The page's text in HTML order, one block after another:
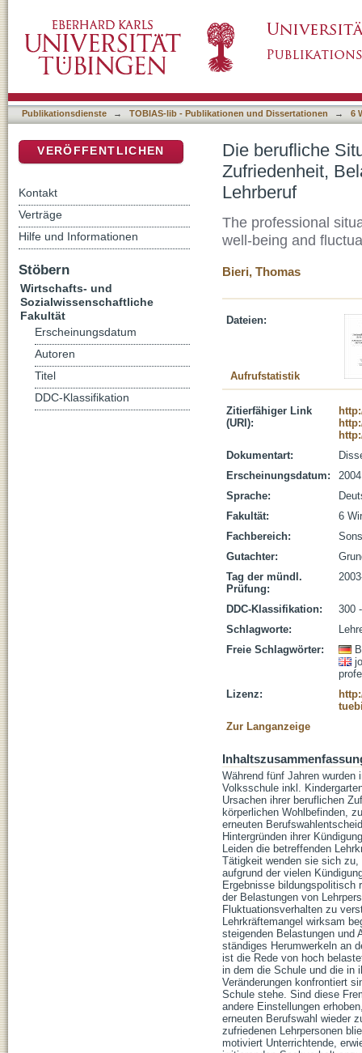
und Kündigungen im Lehrberuf
Publikationsdienste → TOBIAS-lib - Publikationen und Dissertationen → 6
Die berufliche
Zufriedenheit,
Lehrberuf
The professional
well-being and
Bieri, Thomas
Dateien:
Aufrufstatistik
Zitierfähiger Link
(URI):
Dokumentart:
Erscheinungsdatum:
2004
Sprache:
Fakultät:
6
Fachbereich:
Gutachter:
Tag der mündl.
Prüfung:
DDC-Klassifikation:
300
Schlagworte:
Freie Schlagwörter:
Lizenz:
Zur Langanzeige
Während fünf Jahren wurden
Volksschule inkl.
Ursachen ihrer beruflichen
körperlichen Wohlbefinden,
erneuten
Hintergründen ihrer
Leiden die betreffenden
Tätigkeit wenden sie sich
aufgrund der vielen
Ergebnisse bildungspolitisch
der Belastungen von
Fluktuationsverhalten zu
Lehrkräftemangel wirksam
steigenden Belastungen und
ständiges Herumwerkeln an
ist die Rede von hoch
in dem die Schule und die in
Veränderungen konfrontiert
Schule stehe. Sind diese
andere Einstellungen
erneuten Berufswahl wieder
zufriedenen Lehrpersonen
motiviert Unterrichtende,
VERÖFFENTLICHEN
Kontakt
Verträge
Hilfe und Informationen
Stöbern
Wirtschafts- und
Sozialwissenschaftliche
Fakultät
Erscheinungsdatum
Autoren
Titel
DDC-Klassifikation